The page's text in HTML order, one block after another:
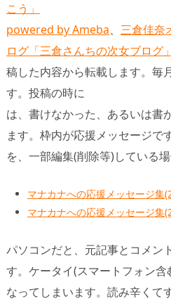
こう」
powered by Ameba、 三倉佳奈
ログ「三倉さんちの次女ブロ
稿した内容から転載します。毎
す。投稿の時に
は、書けなかった、あるいは書
ます。枠内が応援メッセージで
を、一部編集(削除等)している場
マナカナへの応援メッセージ集
マナカナへの応援メッセージ集
パソコンだと、元記事とコメン
す。ケータイ(スマートフォン
なってしまいます。読み辛くて